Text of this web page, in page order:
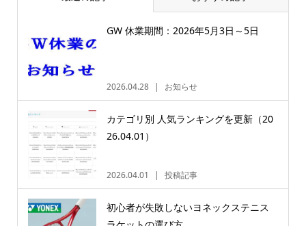
GW 休業期間：2026年5月3日～5日
2026.04.28 お知らせ
カテゴリ別 人気ランキングを更新（20
26.04.01）
2026.04.01 投稿記事
初心者が失敗しないヨネックステニス